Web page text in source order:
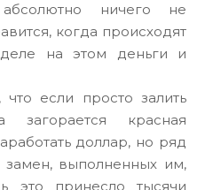
ничего не
когда происходят
на этом деньги и
если просто залить
красная
доллар, но ряд
замен, выполненных им,
это принесло тысячи